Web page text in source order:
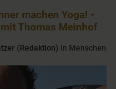
machen Yoga! -
Thomas Meinhof
(Redaktion) in Menschen